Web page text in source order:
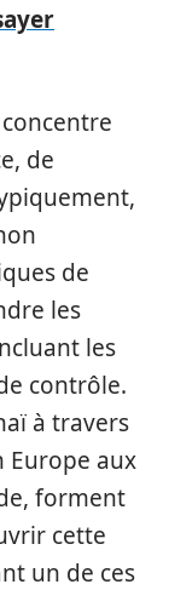
de
de
les
les
contrôle.
à travers
Europe aux
forment
cette
un de ces